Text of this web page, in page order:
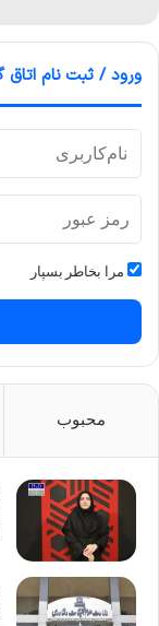
ورود / ثبت نام اتاق
مرا بخاطر بسپار
محبوب